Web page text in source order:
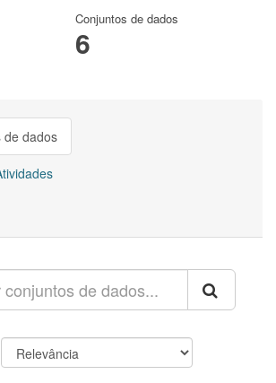
Conjuntos de dados
6
de dados